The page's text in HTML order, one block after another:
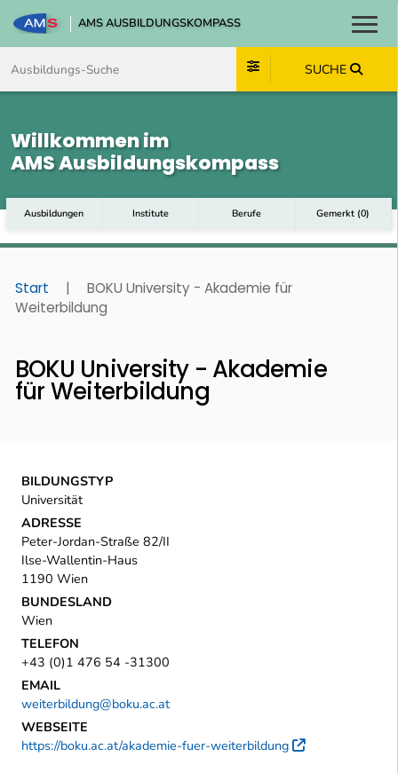
AMS AUSBILDUNGSKOMPASS
SUCHE
Willkommen im
AMS Ausbildungskompass
Ausbildungen Institute Berufe Gemerkt (0)
Start |
BOKU University - Akademie für
Weiterbildung
BOKU University - Akademie
für Weiterbildung
BILDUNGSTYP
Universität
ADRESSE
Peter-Jordan-Straße 82/II
Ilse-Wallentin-Haus
1190 Wien
BUNDESLAND
Wien
TELEFON
+43 (0)1 476 54 -31300
EMAIL
weiterbildung@boku.ac.at
WEBSEITE
https://boku.ac.at/akademie-fuer-weiterbildung
Externer